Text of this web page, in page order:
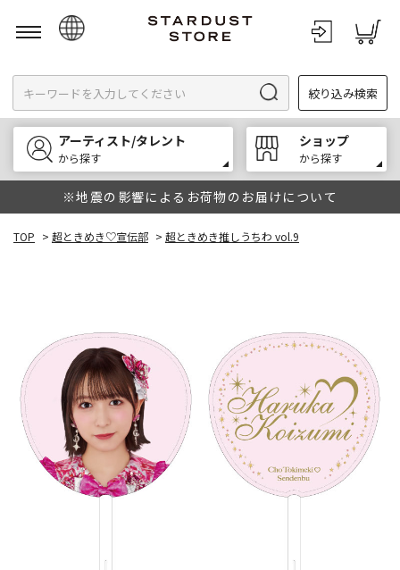
English
한국어
中文
絞り込み検索
アーティスト/タレント
から探す
ショップ
から探す
※地震の影響によるお荷物のお届けについて
TOP > 超ときめき♡宣伝部 > 超ときめき推しうちわ vol.9